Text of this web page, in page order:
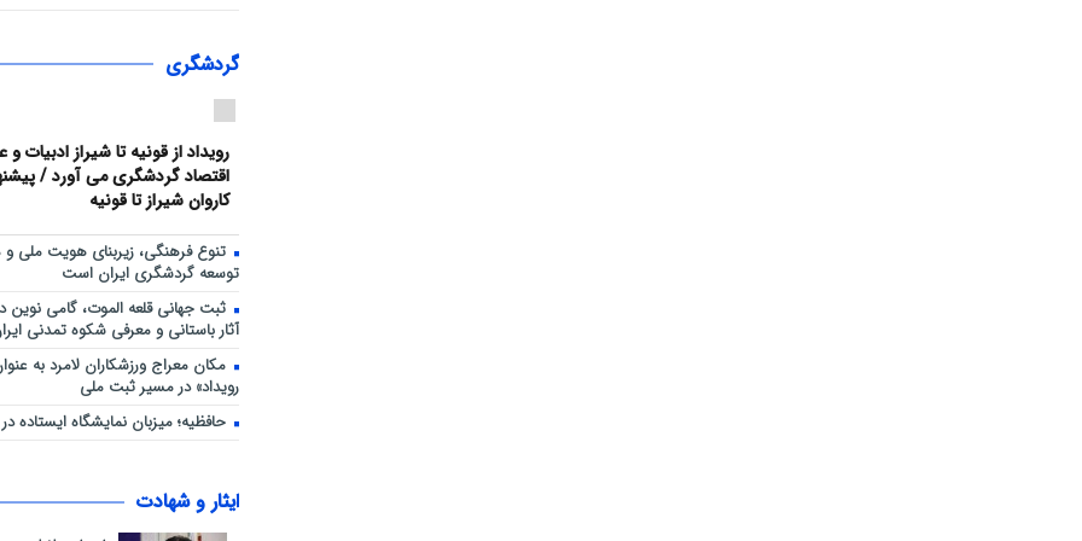
گردشگری
رویداد از قونیه تا شیراز ادبیات
اقتصاد گردشگری می آورد /
کاروان شیراز تا قونیه
تنوع فرهنگی، زیربنای هویت ملی
توسعه گردشگری ایران است
ثبت جهانی قلعه الموت، گامی
آثار باستانی و معرفی شکوه تمدنی
مکان معراج ورزشکاران لامرد به
رویداد» در مسیر ثبت ملی
حافظیه؛ میزبان نمایشگاه ایستاده در
ایثار و شهادت